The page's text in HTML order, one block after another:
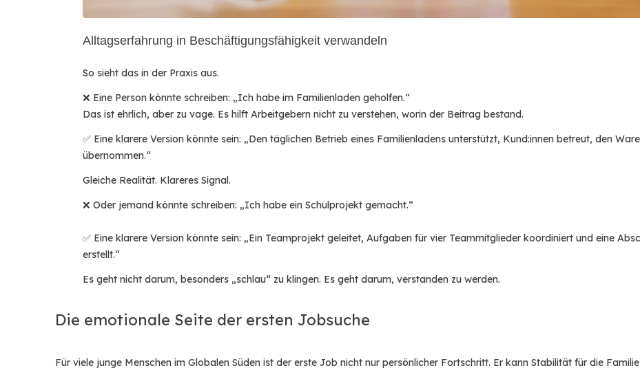
Alltagserfahrung in Beschäftigungsfähigkeit verwandeln
So sieht das in der Praxis aus.
❌ Eine Person könnte schreiben: „Ich habe im Familienladen geholfen.“
Das ist ehrlich, aber zu vage. Es hilft Arbeitgebern nicht zu verstehen, worin der Beitrag bestand.
✅ Eine klarere Version könnte sein: „Den täglichen Betrieb eines Familienladens unterstützt, Kund:innen betreut, den
übernommen.“
Gleiche Realität. Klareres Signal.
❌ Oder jemand könnte schreiben: „Ich habe ein Schulprojekt gemacht.“
✅ Eine klarere Version könnte sein: „Ein Teamprojekt geleitet, Aufgaben für vier Teammitglieder koordiniert und eine
erstellt.“
Es geht nicht darum, besonders „schlau“ zu klingen. Es geht darum, verstanden zu werden.
Die emotionale Seite der ersten Jobsuche
Für viele junge Menschen im Globalen Süden ist der erste Job nicht nur persönlicher Fortschritt. Er kann Stabilität für die